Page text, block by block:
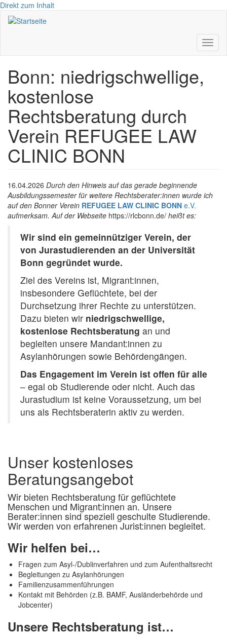
Direkt zum Inhalt
Bonn: niedrigschwellige,
kostenlose
Rechtsberatung durch
Verein REFUGEE LAW
CLINIC BONN
16.04.2026 Durch den Hinweis auf das gerade beginnende
Ausbildungssemester für weitere Rechtsberater:innen wurde ich
auf den Bonner Verein REFUGEE LAW CLINIC BONN e.V.
aufmerksam. Auf der Webseite https://rlcbonn.de/ heißt es:
Wir sind ein gemeinnütziger Verein, der
von Jurastudierenden an der Universität
Bonn gegründet wurde.
Ziel des Vereins ist, Migrant:innen,
insbesondere Geflüchtete, bei der
Durchsetzung ihrer Rechte zu unterstützen.
Dazu bieten wir niedrigschwellige,
kostenlose Rechtsberatung an und
begleiten unsere Mandant:innen zu
Asylanhörungen sowie Behördengängen.
Das Engagement im Verein ist offen für alle
– egal ob Studierende oder nicht. Auch das
Jurastudium ist keine Voraussetzung, um bei
uns als Rechtsberaterin aktiv zu werden.
Unser kostenloses
Beratungsangebot
Wir bieten Rechtsberatung für geflüchtete
Menschen und Migrant:innen an. Unsere
Berater:innen sind speziell geschulte Studierende.
Wir werden von erfahrenen Jurist:innen begleitet.
Wir helfen bei…
Fragen zum Asyl-/Dublinverfahren und zum Aufenthaltsrecht
Begleitungen zu Asylanhörungen
Familienzusammenführungen
Kontakt mit Behörden (z.B. BAMF, Ausländerbehörde und
Jobcenter)
Unsere Rechtsberatung ist…